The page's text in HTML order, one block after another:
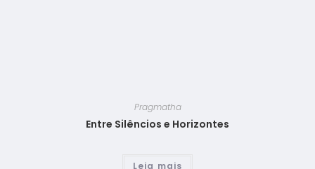
Pragmatha
Entre Silêncios e Horizontes
Leia mais